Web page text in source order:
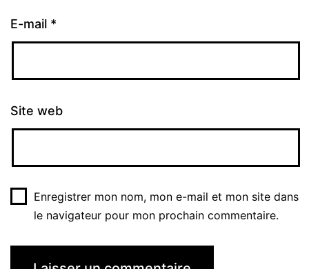
E-mail *
Site web
Enregistrer mon nom, mon e-mail et mon site dans
le navigateur pour mon prochain commentaire.